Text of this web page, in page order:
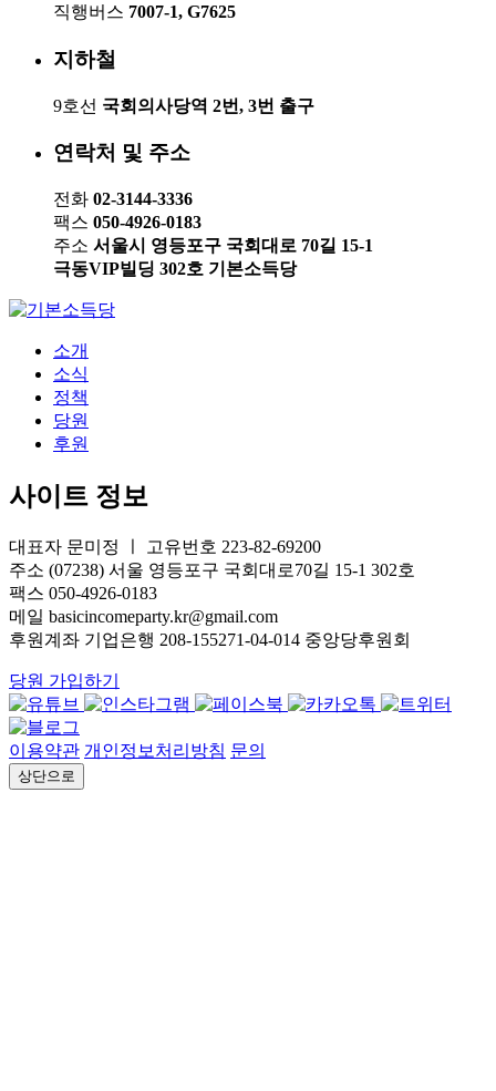
직행버스 7007-1, G7625
지하철
9호선 국회의사당역 2번, 3번 출구
연락처 및 주소
전화 02-3144-3336
팩스 050-4926-0183
주소 서울시 영등포구 국회대로 70길 15-1
극동VIP빌딩 302호 기본소득당
소개
소식
정책
당원
후원
사이트 정보
대표자 문미정 ㅣ 고유번호 223-82-69200
주소 (07238) 서울 영등포구 국회대로70길 15-1 302호
팩스 050-4926-0183
메일 basicincomeparty.kr@gmail.com
후원계좌 기업은행 208-155271-04-014 중앙당후원회
당원 가입하기
이용약관 개인정보처리방침 문의
상단으로